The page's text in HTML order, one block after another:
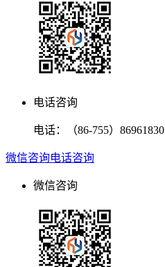
电话咨询
电话： （86-755）86961830
微信咨询电话咨询
微信咨询